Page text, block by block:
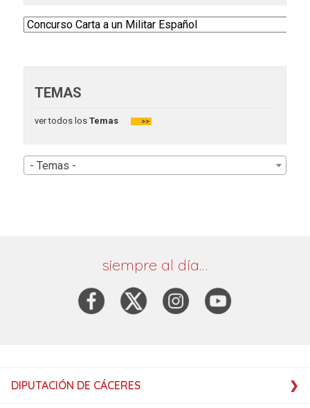
TEMAS
ver todos los Temas >>
- Temas -
siempre al día…
DIPUTACIÓN DE CÁCERES